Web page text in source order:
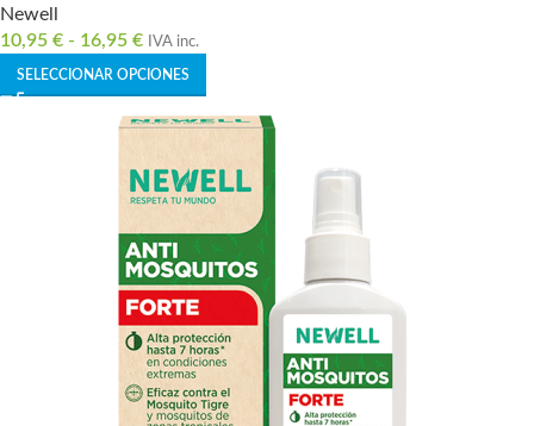
Newell
10,95 € - 16,95 € IVA inc.
SELECCIONAR OPCIONES